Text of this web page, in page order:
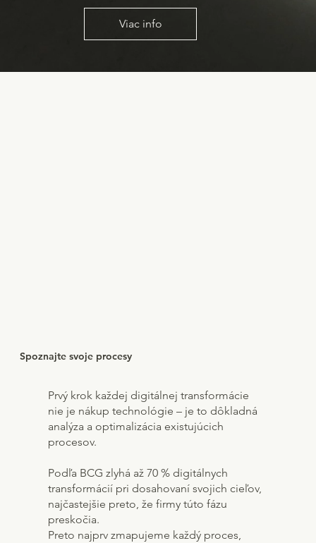
Viac info
Spoznajte svoje procesy
Prvý krok každej digitálnej transformácie
nie je nákup technológie – je to dôkladná
analýza a optimalizácia existujúcich
procesov.
Podľa BCG zlyhá až 70 % digitálnych
transformácií pri dosahovaní svojich cieľov,
najčastejšie preto, že firmy túto fázu
preskočia.
Preto najprv zmapujeme každý proces,